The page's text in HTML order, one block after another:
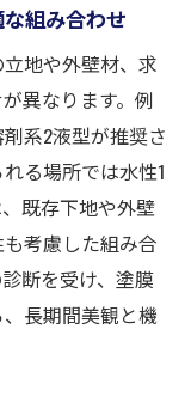
組み合わせ
地や外壁材、求
異なります。例
系2液型が推奨さ
る場所では水性1
既存下地や外壁
考慮した組み合
断を受け、塗膜
長期間美観と機